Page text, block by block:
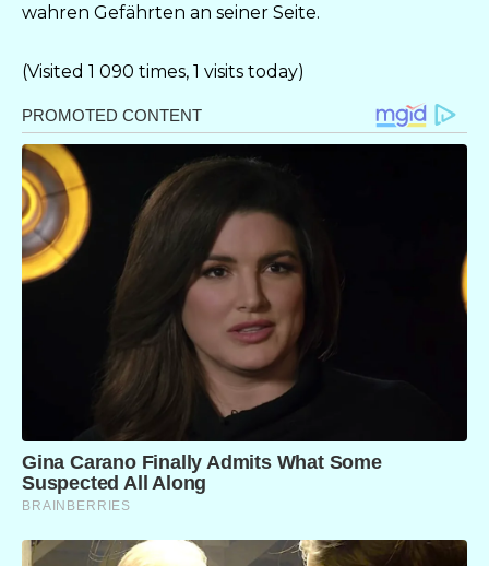
wahren Gefährten an seiner Seite.
(Visited 1 090 times, 1 visits today)